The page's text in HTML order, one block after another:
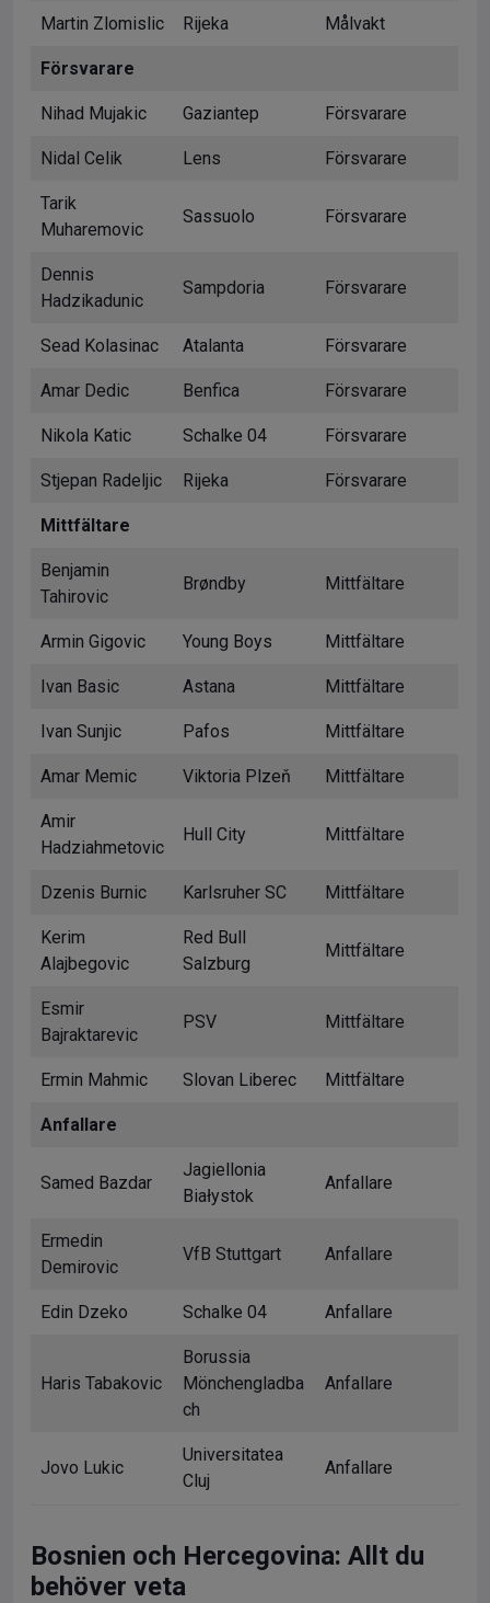
Martin Zlomislic Rijeka Målvakt
Försvarare
Nihad Mujakic Gaziantep Försvarare
Nidal Celik Lens Försvarare
Tarik
Muharemovic
Sassuolo Försvarare
Dennis
Hadzikadunic
Sampdoria Försvarare
Sead Kolasinac Atalanta Försvarare
Amar Dedic Benfica Försvarare
Nikola Katic Schalke 04 Försvarare
Stjepan Radeljic Rijeka Försvarare
Mittfältare
Benjamin
Tahirovic
Brøndby Mittfältare
Armin Gigovic Young Boys Mittfältare
Ivan Basic Astana Mittfältare
Ivan Sunjic Pafos Mittfältare
Amar Memic Viktoria Plzeň Mittfältare
Amir
Hadziahmetovic
Hull City Mittfältare
Dzenis Burnic Karlsruher SC Mittfältare
Kerim
Alajbegovic
Red Bull
Salzburg
Mittfältare
Esmir
Bajraktarevic
PSV Mittfältare
Ermin Mahmic Slovan Liberec Mittfältare
Anfallare
Samed Bazdar
Jagiellonia
Białystok
Anfallare
Ermedin
Demirovic
VfB Stuttgart Anfallare
Edin Dzeko Schalke 04 Anfallare
Haris Tabakovic
Borussia
Mönchengladba
ch
Anfallare
Jovo Lukic
Universitatea
Cluj
Anfallare
Bosnien och Hercegovina: Allt du
behöver veta